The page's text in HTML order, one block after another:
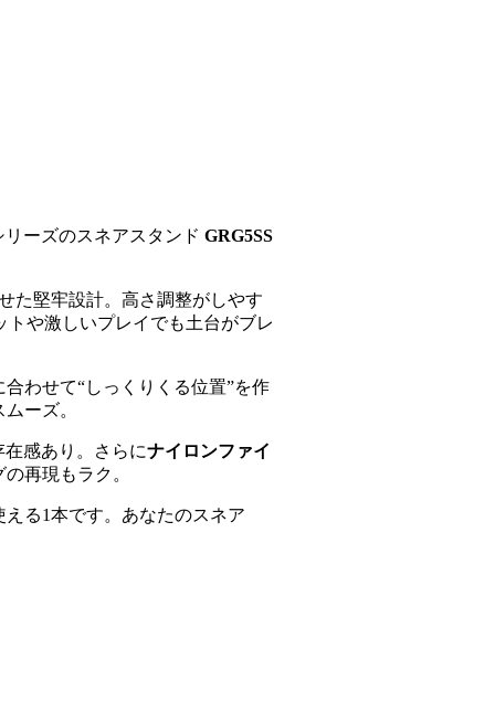
ーズのスネアスタンド GRG5SS
た堅牢設計。高さ調整がしやす
トや激しいプレイでも土台がブレ
わせて“しっくりくる位置”を作
ーズ。
感あり。さらにナイロンファイ
再現もラク。
る1本です。あなたのスネア